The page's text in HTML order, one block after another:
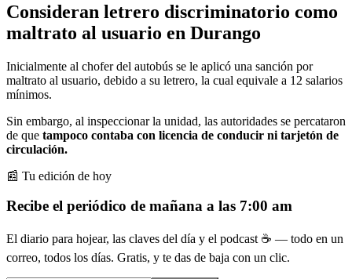
Consideran letrero discriminatorio como
maltrato al usuario en Durango
Inicialmente al chofer del autobús se le aplicó una sanción por
maltrato al usuario, debido a su letrero, la cual equivale a 12 salarios
mínimos.
Sin embargo, al inspeccionar la unidad, las autoridades se percataron
de que tampoco contaba con licencia de conducir ni tarjetón de
circulación.
📰 Tu edición de hoy
Recibe el periódico de mañana a las 7:00 am
El diario para hojear, las claves del día y el podcast ☕ — todo en un
correo, todos los días. Gratis, y te das de baja con un clic.